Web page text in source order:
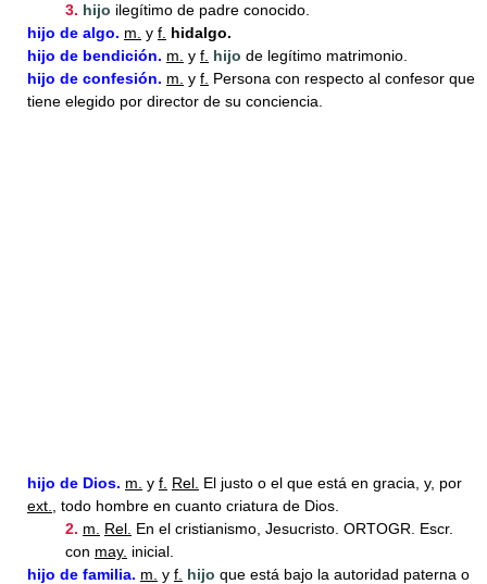
3. hijo ilegítimo de padre conocido.
hijo de algo. m. y f. hidalgo.
hijo de bendición. m. y f. hijo de legítimo matrimonio.
hijo de confesión. m. y f. Persona con respecto al confesor que
tiene elegido por director de su conciencia.
hijo de Dios. m. y f. Rel. El justo o el que está en gracia, y, por
ext.
, todo hombre en cuanto criatura de Dios.
2. m. Rel. En el cristianismo, Jesucristo. ORTOGR. Escr.
con may. inicial.
hijo de familia. m. y f. hijo que está bajo la autoridad paterna o